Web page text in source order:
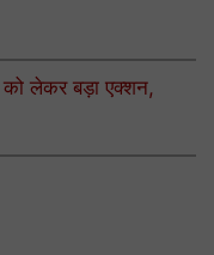
को लेकर बड़ा एक्शन,